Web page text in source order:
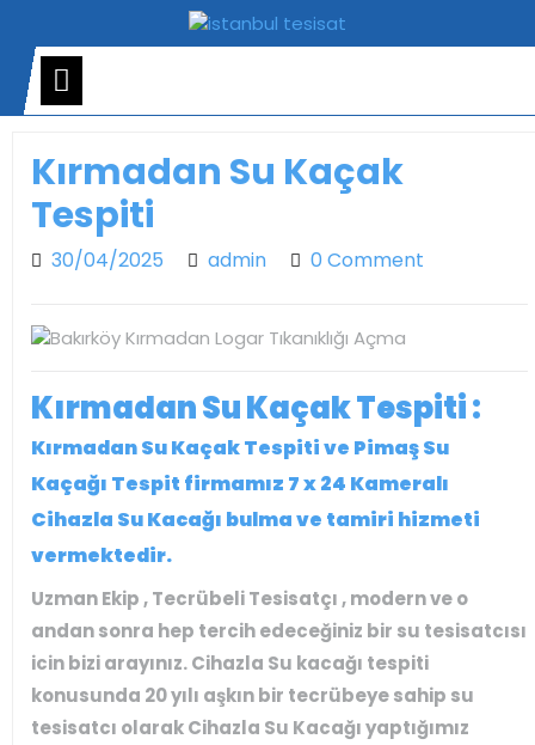
content
Kırmadan Su Kaçak
Tespiti
30/04/2025 30/04/2025
adminadmin0 Comment
Kırmadan Su Kaçak Tespiti :
Kırmadan Su Kaçak Tespiti ve Pimaş Su
Kaçağı Tespit firmamız 7 x 24 Kameralı
Cihazla Su Kacağı bulma ve tamiri hizmeti
vermektedir.
Uzman Ekip , Tecrübeli Tesisatçı , modern ve o
andan sonra hep tercih edeceğiniz bir su tesisatcısı
icin bizi arayınız. Cihazla Su kacağı tespiti
konusunda 20 yılı aşkın bir tecrübeye sahip su
tesisatcı olarak Cihazla Su Kacağı yaptığımız